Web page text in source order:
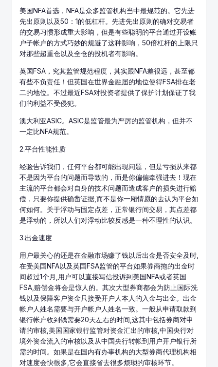
美国NFA首选，NFA是众多监管机构当中最规范的。它先进
先出原则以及50：1的低杠杆。先进先出原则的确对交易者
的交易习惯形成重大影响，但是有些聪明的平台通过开设账
户子帐户的方式巧妙的规避了这种影响，50倍杠杆的上限只
对那些超重仓以及全仓的投机者有影响。
英国FSA，究其监管规范程度，其实跟NFA差很远，甚至都
有些不负责任！但英国在世界金融届的地位使得FSA排在老
二的地位。不过最近FSA对投资者提供了保护计划保证了我
们的利益不受侵犯。
澳大利亚ASIC。ASIC是监管最为严厉的监管机构，但并不
一定比NFA规范。
2.平台性能性质
经验告诉我们，任何平台都可能出现问题，但是亏损从来都
不是因为平台的问题而导致的，而是你偏偏牵强进去！现在
主流的平台都会对自身的技术问题而造成客户的损失进行赔
偿，只要你提供确凿证据,而不是你一厢情愿的去认为平台如
何如何。关于浮动与固定点差 ，正常银行间交易，其点差都
是浮动的，所以人们对浮动比较反感是一种不理性的认识。
3.出金速度
用户最关心的还是在金融市场赚了钱以后出金是否安全及时,
在受美国NFA以及英国FSA监管的平台如果券商拖的出金时
间超过1个月,用户可以直接写信投诉到美国NFA或者英国
FSA,赔偿金将会是惊人的。其次大型券商都会为防止国际洗
钱以及保障客户资金只接受开户人本人的入金与出金。出金
帐户人姓名需要与开户帐户人姓名一致。一般从申请取款到
银行帐户收到钱需要20天左右的时间,这其中包括券商对申
请的审核,美国国家银行监管对资金汇出的审核,中国央行对
境外资金流入的审核以及从中国央行转帐到用户开户银行所
需的时间。如果是在国内有办事机构的大型券商代理机构相
对速度会快很多,它会直接省去很多烦琐的审核环节。